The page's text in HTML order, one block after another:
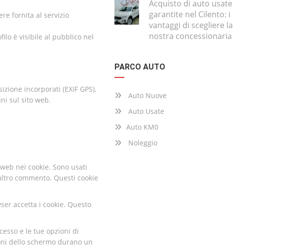
fornita al servizio
è visibile al pubblico nel
incorporati (EXIF GPS).
sul sito web.
nei cookie. Sono usati
commento. Questi cookie
accetta i cookie. Questo
e le tue opzioni di
dello schermo durano un
Acquisto di auto usate
garantite nel Cilento: i
vantaggi di scegliere la
nostra concessionaria
PARCO AUTO
Auto Nuove
Auto Usate
Auto KM0
Noleggio